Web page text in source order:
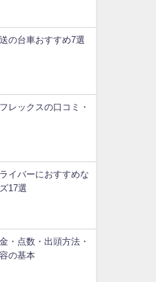
の台車おすすめ7選
レックスの口コミ・
イバーにおすすめな
17選
・点数・出頭方法・
の基本